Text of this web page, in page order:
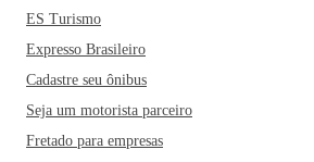
ES Turismo
Expresso Brasileiro
Cadastre seu ônibus
Seja um motorista parceiro
Fretado para empresas